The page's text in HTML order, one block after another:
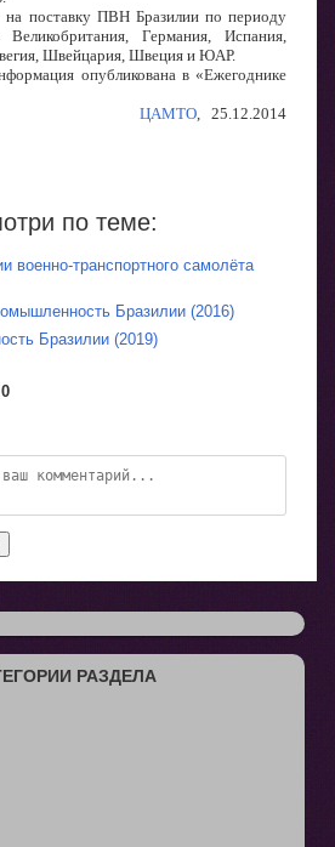
на поставку ПВН Бразилии по периоду
Германия, Испания,
Швейцария, Швеция и ЮАР.
опубликована в «Ежегоднике
ЦАМТО, 25.12.2014
по теме:
военно-транспортного самолёта
Бразилии (2016)
Бразилии (2019)
0
РАЗДЕЛА